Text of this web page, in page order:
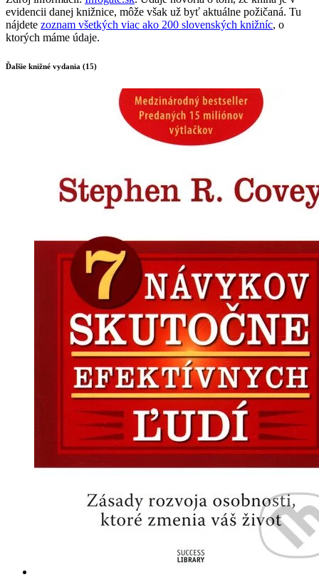
evidencii danej knižnice, môže však už byť aktuálne požičaná. Tu
nájdete zoznam všetkých viac ako 200 slovenských knižníc, o
ktorých máme údaje.
Ďalšie knižné vydania (15)